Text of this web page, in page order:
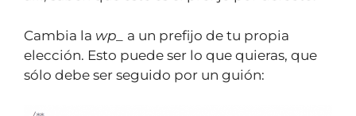
Cambia la wp_
a un prefijo de tu propia
elección. Esto puede ser lo que quieras, que
sólo debe ser seguido por un guión: